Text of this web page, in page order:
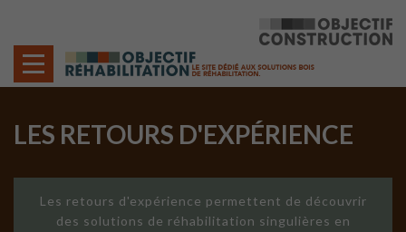
LES RETOURS D'EXPÉRIENCE
Les retours d'expérience permettent de découvrir
des solutions de réhabilitation singulières en